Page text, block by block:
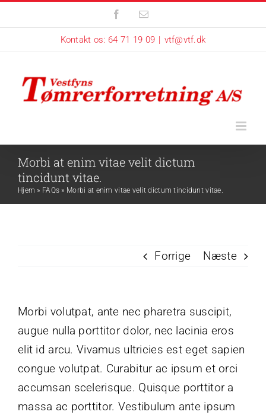
to
Facebook
E-
Kontakt os: 64 71 19 09 | vtf@vtf.dk
Morbi at enim vitae velit dictum
tincidunt vitae.
Hjem » FAQs » Morbi at enim vitae velit dictum tincidunt vitae.
Forrige Næste
Morbi volutpat, ante nec pharetra suscipit,
augue nulla porttitor dolor, nec lacinia eros
elit id arcu. Vivamus ultricies est eget sapien
congue volutpat. Curabitur ac ipsum et orci
accumsan scelerisque. Quisque porttitor a
massa ac porttitor. Vestibulum ante ipsum